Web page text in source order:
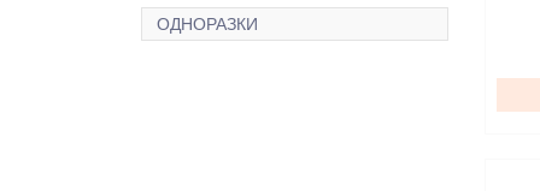
ОДНОРАЗКИ